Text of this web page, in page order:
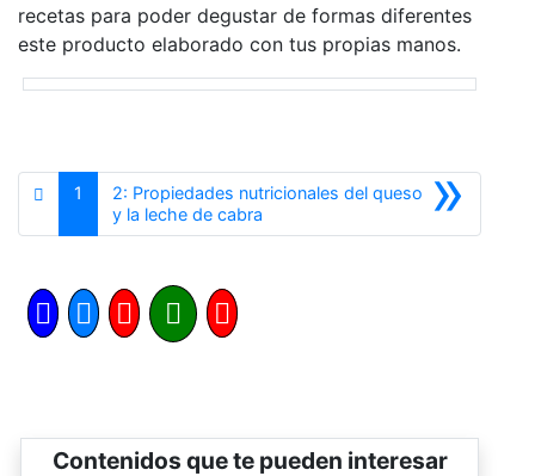
recetas para poder degustar de formas diferentes
este producto elaborado con tus propias manos.
1 »
2: Propiedades nutricionales del queso
y la leche de cabra
Contenidos que te pueden interesar